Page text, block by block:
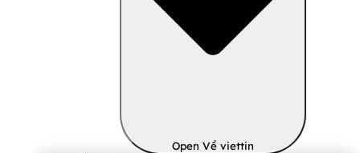
Open Về viettin